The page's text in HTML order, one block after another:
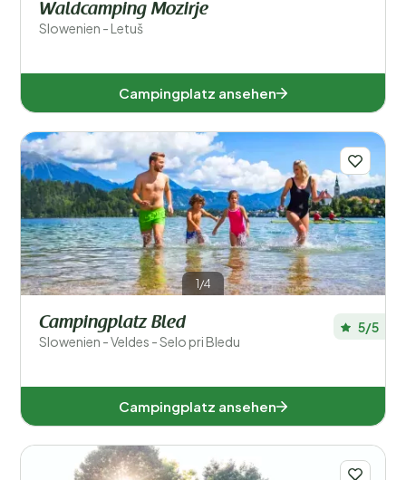
Beliebte Filter
Unterkunftstyp
Allgemein
Sport und Freizeit
Waldcamping Mozirje
Slowenien - Letuš
Campingplatz ansehen
1/4
Campingplatz Bled
Slowenien - Veldes - Selo pri Bledu
5/5
Campingplatz ansehen